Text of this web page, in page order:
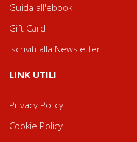
Guida all'ebook
Gift Card
Iscriviti alla Newsletter
LINK UTILI
Privacy Policy
Cookie Policy